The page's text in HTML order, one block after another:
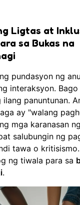
Ligtas at
sa Bukas na
pundasyon ng
interaksyon.
panuntunan.
ay "walang
mga karanasan
salubungin ng
tawa o
ng tiwala para sa
.